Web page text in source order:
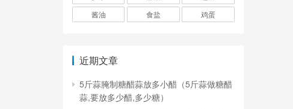
酱油
食盐 鸡蛋
近期文章
5斤蒜腌制糖醋蒜放多小醋（5斤蒜做糖醋
蒜,要放多少醋,多少糖）